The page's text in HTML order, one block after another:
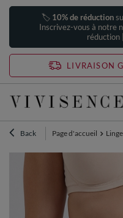
🏷️ 10% de réduction
Inscrivez-vous à notre
réduction |
LIVRAISON
Back Page d'accueil